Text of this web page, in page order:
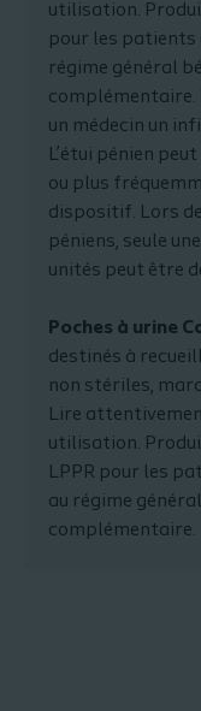
utilisation.
pour les patients
régime général
un médecin un
L’étui pénien
ou plus
dispositif. Lors
péniens, seule
unités peut être
Poches à urine
destinés à
non stériles,
Lire
utilisation.
LPPR pour les
au régime
complémentaire.